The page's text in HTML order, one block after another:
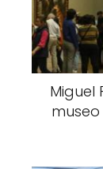
Miguel